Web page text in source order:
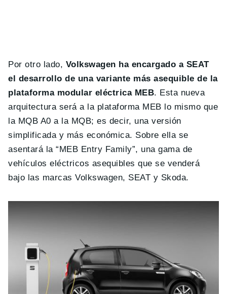
Por otro lado, Volkswagen ha encargado a SEAT
el desarrollo de una variante más asequible de la
plataforma modular eléctrica MEB. Esta nueva
arquitectura será a la plataforma MEB lo mismo que
la MQB A0 a la MQB; es decir, una versión
simplificada y más económica. Sobre ella se
asentará la “MEB Entry Family”, una gama de
vehículos eléctricos asequibles que se venderá
bajo las marcas Volkswagen, SEAT y Skoda.